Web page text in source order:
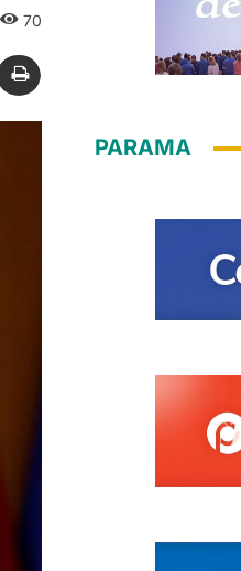
70
PARAMA